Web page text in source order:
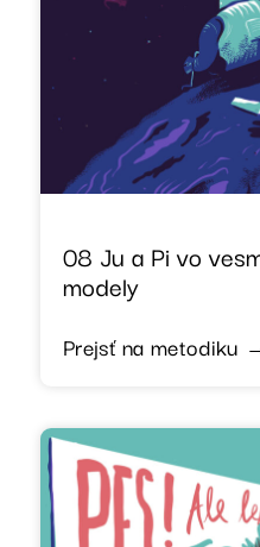
08 Ju a Pi vo
modely
Prejsť na metodiku